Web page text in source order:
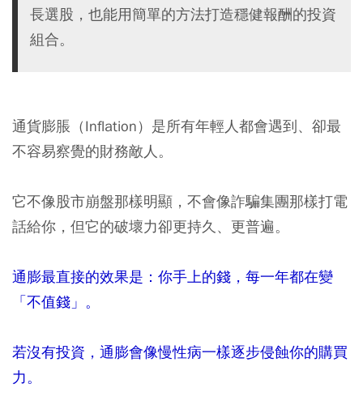
長選股，也能用簡單的方法打造穩健報酬的投資
組合。
通貨膨脹（Inflation）是所有年輕人都會遇到、卻最
不容易察覺的財務敵人。
它不像股市崩盤那樣明顯，不會像詐騙集團那樣打電
話給你，但它的破壞力卻更持久、更普遍。
通膨最直接的效果是：你手上的錢，每一年都在變
「不值錢」。
若沒有投資，通膨會像慢性病一樣逐步侵蝕你的購買
力。